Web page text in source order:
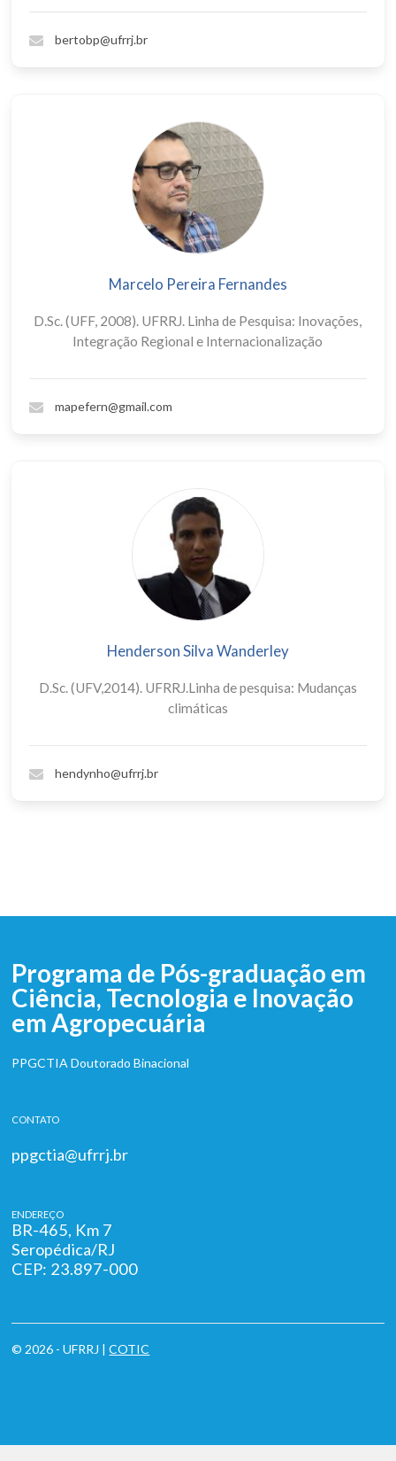
bertobp@ufrrj.br
Marcelo Pereira Fernandes
D.Sc. (UFF, 2008). UFRRJ. Linha de Pesquisa: Inovações,
Integração Regional e Internacionalização
mapefern@gmail.com
Henderson Silva Wanderley
D.Sc. (UFV,2014). UFRRJ.Linha de pesquisa: Mudanças
climáticas
hendynho@ufrrj.br
Programa de Pós-graduação em
Ciência, Tecnologia e Inovação
em Agropecuária
PPGCTIA Doutorado Binacional
CONTATO
ppgctia@ufrrj.br
ENDEREÇO
BR-465, Km 7
Seropédica/RJ
CEP: 23.897-000
© 2026 - UFRRJ |COTIC